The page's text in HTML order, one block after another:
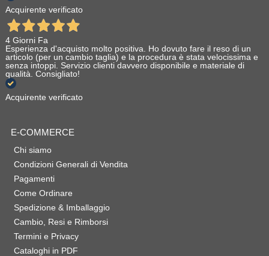
Acquirente verificato
4 Giorni Fa
Esperienza d'acquisto molto positiva. Ho dovuto fare il reso di un
articolo (per un cambio taglia) e la procedura è stata velocissima e
senza intoppi. Servizio clienti davvero disponibile e materiale di
qualità. Consigliato!
Acquirente verificato
E-COMMERCE
Chi siamo
Condizioni Generali di Vendita
Pagamenti
Come Ordinare
Spedizione & Imballaggio
Cambio, Resi e Rimborsi
Termini e Privacy
Cataloghi in PDF